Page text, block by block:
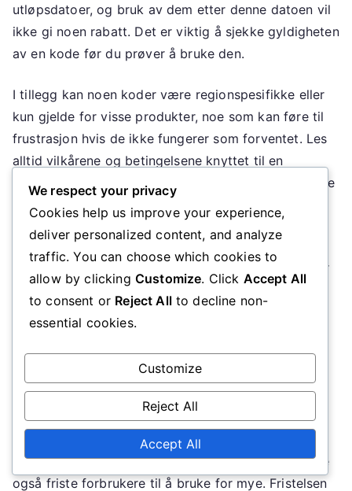
utløpsdatoer, og bruk av dem etter denne datoen vil
ikke gi noen rabatt. Det er viktig å sjekke gyldigheten
av en kode før du prøver å bruke den.
I tillegg kan noen koder være regionspesifikke eller
kun gjelde for visse produkter, noe som kan føre til
frustrasjon hvis de ikke fungerer som forventet. Les
alltid vilkårene og betingelsene knyttet til en
rabattkode for å sikre at den gjelder for ditt tiltenkte
kjøp.
For å redusere denne risikoen bør forbrukere
regelmessig sjekke pålitelige kupongnettsteder eller
fellesskapsforum for oppdaterte lister over gyldige
rabattkoder. Å engasjere seg med disse
fellesskapene kan gi innsikt i hvilke koder som for
øyeblikket fungerer og hvilke man bør unngå.
Potensial for å bruke for mye på
grunn av bruk av rabattkoder
Selv om rabattkoder kan føre til besparelser, kan de
også friste forbrukere til å bruke for mye. Fristelsen
We respect your privacy
Cookies help us improve your experience,
deliver personalized content, and analyze
traffic. You can choose which cookies to
allow by clicking Customize. Click Accept All
to consent or Reject Allto decline non-
essential cookies.
Customize
Reject All
Accept All